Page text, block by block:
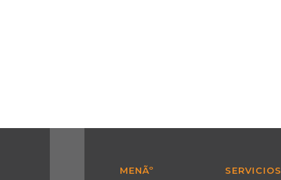
MENÃº SERVICIOS